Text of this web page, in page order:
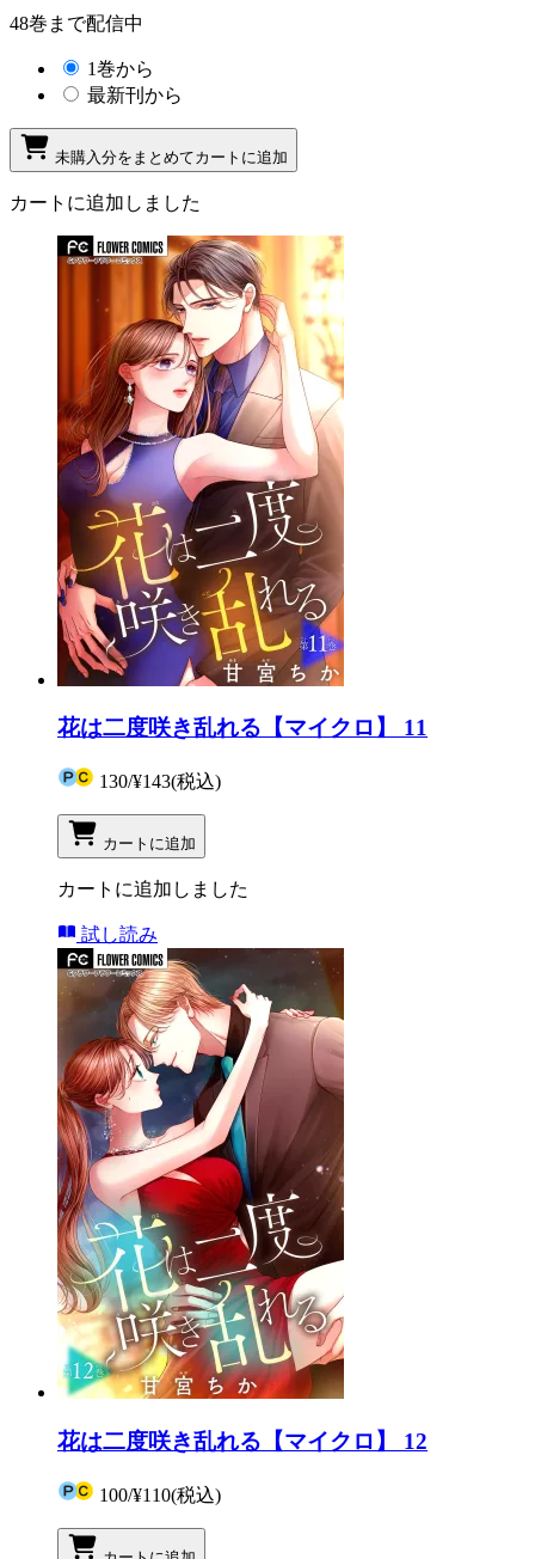
48巻まで配信中
1巻から
最新刊から
未購入分をまとめてカートに追加
カートに追加しました
花は二度咲き乱れる【マイクロ】 11
130/¥143(税込)
カートに追加
カートに追加しました
試し読み
花は二度咲き乱れる【マイクロ】 12
100/¥110(税込)